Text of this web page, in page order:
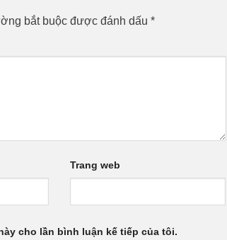
bắt buộc được đánh dấu *
Trang web
cho lần bình luận kế tiếp của tôi.